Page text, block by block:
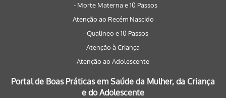
- Morte Materna e 10 Passos
Atenção ao Recém Nascido
- Qualineo e 10 Passos
Atenção à Criança
Atenção ao Adolescente
Portal de Boas Práticas em Saúde da Mulher, da Criança
e do Adolescente